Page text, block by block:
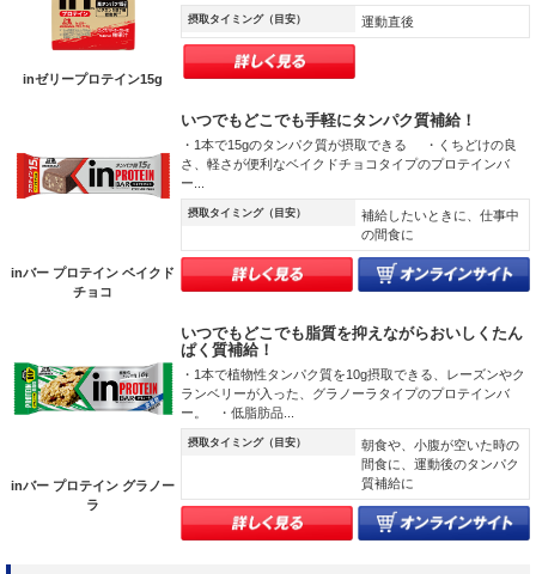
inゼリープロテイン15g
摂取タイミング（目安） 運動直後
inバー プロテイン ベイクド
チョコ
いつでもどこでも手軽にタンパク質補給！
・1本で15gのタンパク質が摂取できる ・くちどけの良
さ、軽さが便利なベイクドチョコタイプのプロテインバ
ー...
摂取タイミング（目安）
補給したいときに、仕事中
の間食に
inバー プロテイン グラノー
ラ
いつでもどこでも脂質を抑えながらおいしくたん
ぱく質補給！
・1本で植物性タンパク質を10g摂取できる、レーズンやク
ランベリーが入った、グラノーラタイプのプロテインバ
ー。 ・低脂肪品...
摂取タイミング（目安）
朝食や、小腹が空いた時の
間食に、運動後のタンパク
質補給に